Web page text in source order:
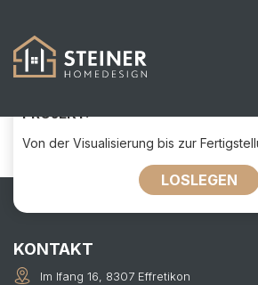
PROJEKT:
Von der Visualisierung bis zur
LOSLEGEN
KONTAKT
Im Ifang 16, 8307 Effretikon